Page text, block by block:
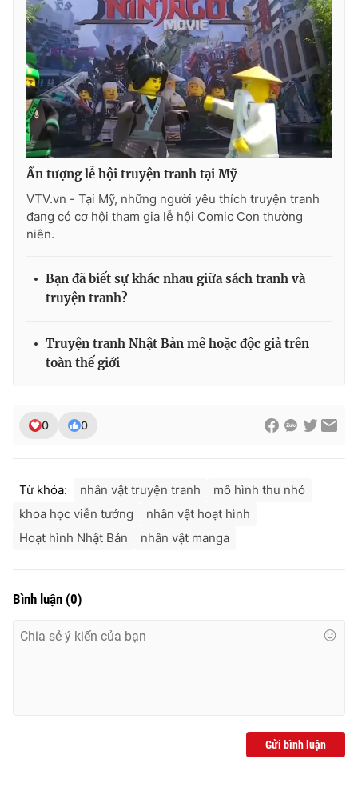
THỜI BÁO VTV
Theo dõi báo trên
Cơ quan chủ quản:Đài Truyền hình Việt Nam
Cơ quan báo chí:Thời báo VTV
Tổng Biên tập:Vũ Thanh Thủy
Phó Tổng Biên tập:Nguyễn Thị Mỹ Hạnh, Phạm Quốc Thắng,
Tổng đài VTV:024.38 355 931 - 024.38 355 932
Ðiện thoại Thời báo VTV:
® Cấm sao chép dưới mọi hình thức nếu không có sự chấp
Ấn tượng lễ hội truyện tranh tại Mỹ
VTV.vn - Tại Mỹ, những người yêu thích truyện tranh
đang có cơ hội tham gia lễ hội Comic Con thường
niên.
Bạn đã biết sự khác nhau giữa sách tranh và
truyện tranh?
Truyện tranh Nhật Bản mê hoặc độc giả trên
toàn thế giới
0 0
Từ khóa: nhân vật truyện tranh
mô hình thu nhỏ
khoa học viễn tưởng
nhân vật hoạt hình
Hoạt hình Nhật Bản
nhân vật manga
Bình luận (0)
Gửi bình luận